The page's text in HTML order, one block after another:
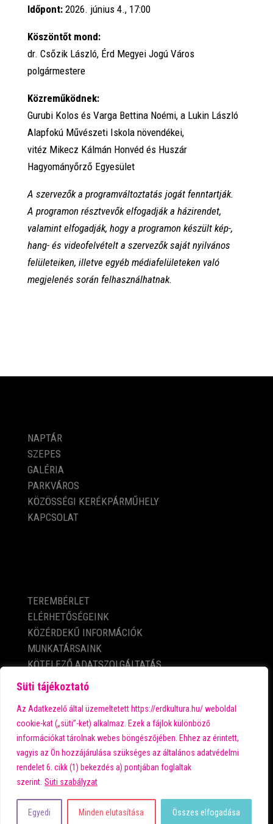
Süti tájékoztató
Az Adatkezelő által üzemeltetett https://erdkultura.hu/ weboldal
cookie-kat („süti”-ket) alkalmaz. Ezek a fájlok különböző
információkat tárolnak webes böngészőjében. Ehhez az érintett,
vagyis az Ön hozzájárulása szükséges az általános adatvédelmi
rendelet 6. cikk (1) bekezdés a) pontjában foglaltak
szerint. Süti szabályzat
Egyedi Minden elutasítása Összes elfogadása
Időpont:2026. június 4., 17:00
Köszöntőt mond:
dr. Csőzik László, Érd Megyei Jogú Város
polgármestere
Közreműködnek:
Gurubi Kolos és Varga Bettina Noémi, a Lukin László
Alapfokú Művészeti Iskola növendékei,
vitéz Mikecz Kálmán Honvéd és Huszár
Hagyományőrző Egyesület
A szervezők a programváltoztatás jogát fenntartják.
A programon résztvevők elfogadják a házirendet,
valamint elfogadják, hogy a programon készült kép-,
hang- és videofelvételt a szervezők saját nyilvános
felületeiken, illetve egyéb médiafelületeken való
megjelenés során felhasználhatnak.
NAPTÁR
SZEPES
GALÉRIA
PARKVÁROS
KÖZÖSSÉGI KERÉKPÁRMŰHELY
KAPCSOLAT
TEREMBÉRLET
ELÉRHETŐSÉGEINK
KÖZÉRDEKŰ INFORMÁCIÓK
MUNKATÁRSAINK
KÖTELEZŐ ADATSZOLGÁLTATÁS
ADATVÉDELMI TÁJÉKOZTATÓ
IMPRESSZUM
A városi kultúra fő támogatója: